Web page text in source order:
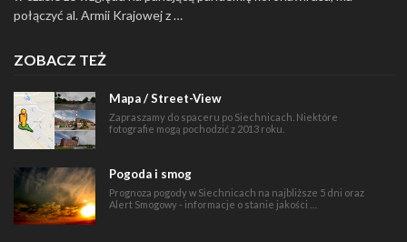
połączyć al. Armii Krajowej z …
ZOBACZ TEŻ
Mapa / Street-View
Zapraszamy do spaceru po Siechnicach. Niektóre
fotografie mogą pochodzić z 2013 roku.
Pogoda i smog
Prognoza pogody w Siechnicach na najbliższe 5 dni oraz
Alert Smogowy - informacje o stanie jakości …